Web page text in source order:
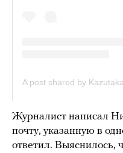
Журналист написал
почту, указанную в
ответил. Выяснилось,